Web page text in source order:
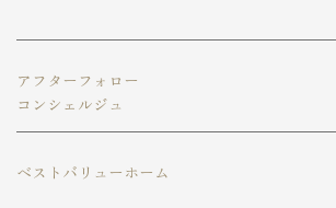
アフターフォロー
コンシェルジュ
ベストバリューホーム